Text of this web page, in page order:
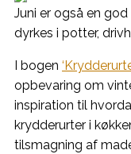
Juni er også en
dyrkes i potter,
I bogen
opbevaring om
inspiration til
krydderurter i
tilsmagning af